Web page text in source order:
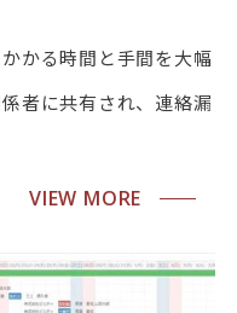
かる時間と手間を大幅
者に共有され、連絡漏
VIEW MORE